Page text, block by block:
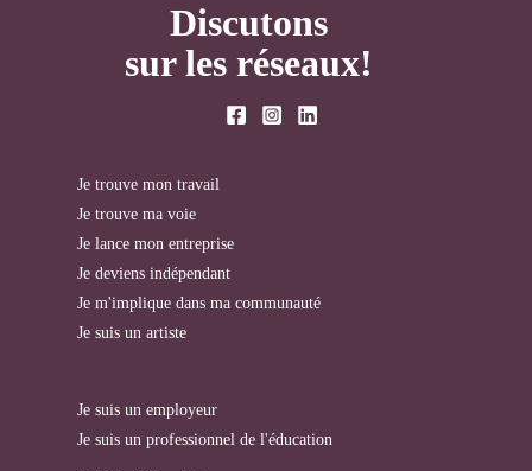
Discutons
sur les réseaux!
Je trouve mon travail
Je trouve ma voie
Je lance mon entreprise
Je deviens indépendant
Je m'implique dans ma communauté
Je suis un artiste
Je suis un employeur
Je suis un professionnel de l'éducation